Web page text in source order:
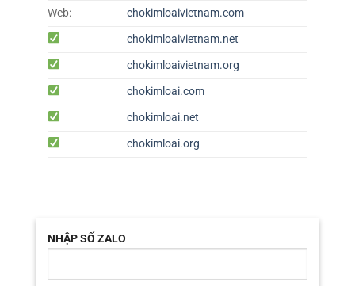
Web:
chokimloaivietnam.com
chokimloaivietnam.net
chokimloaivietnam.org
chokimloai.com
chokimloai.net
chokimloai.org
NHẬP SỐ ZALO